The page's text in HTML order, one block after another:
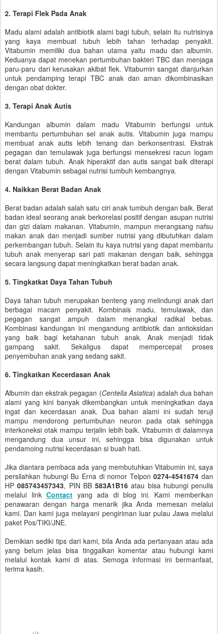
2. Terapi Flek Pada Anak
Madu alami adalah antibiotik alami bagi tubuh, selain itu nutrisinya
yang kaya membuat tubuh lebih tahan terhadap penyakit.
Vitabumin memiliki dua bahan utama yaitu madu dan albumin.
Keduanya dapat menekan pertumbuhan bakteri TBC dan menjaga
paru-paru dari kerusakan akibat flek. Vitabumin sangat dianjurkan
untuk pendamping terapi TBC anak dan aman dikombinasikan
dengan obat dokter.
3. Terapi Anak Autis
Kandungan albumin dalam madu Vitabumin berfungsi untuk
membantu pertumbuhan sel anak autis. Vitabumin juga mampu
membuat anak autis lebih tenang dan berkonsentrasi. Ekstrak
pegagan dan temulawak juga berfungsi mensekresi racun logam
berat dalam tubuh. Anak hiperaktif dan autis sangat baik diterapi
dengan Vitabumin sebagai nutrisi tumbuh kembangnya.
4. Naikkan Berat Badan Anak
Berat badan adalah salah satu ciri anak tumbuh dengan baik. Berat
badan ideal seorang anak berkorelasi positif dengan asupan nutrisi
dan gizi dalam makanan. Vitabumin, mampun merangsang nafsu
makan anak dan menjadi sumber nutrisi yang dibutuhkan dalam
perkembangan tubuh. Selain itu kaya nutrisi yang dapat membantu
tubuh anak menyerap sari pati makanan dengan baik, sehingga
secara langsung dapat meningkatkan berat badan anak.
5. Tingkatkat Daya Tahan Tubuh
Daya tahan tubuh merupakan benteng yang melindungi anak dari
berbagai macam penyakit. Kombinais madu, temulawak, dan
pegagan sangat ampuh dalam menangkal radikal bebas.
Kombinasi kandungan ini mengandung antibiotik dan antioksidan
yang baik bagi ketahanan tubuh anak. Anak menjadi tidak
gampang sakit. Sekaligus dapat mempercepat proses
penyembuhan anak yang sedang sakit.
6. Tingkatkan Kecerdasan Anak
Albumin dan ekstrak pegagan (Centella Asiatica) adalah dua bahan
alami yang kini banyak dikembangkan untuk meningkatkan daya
ingat dan kecerdasan anak. Dua bahan alami ini sudah teruji
mampu mendorong pertumbuhan neuron pada otak sehingga
interkoneksi otak mampu terjalin lebih baik. Vitabumin di dalamnya
mengandung dua unsur ini, sehingga bisa digunakan untuk
pendamoing nutrisi kecerdasan si buah hati.
Jika diantara pembaca ada yang membutuhkan Vitabumin ini, saya
persilahkan hubungi Bu Erna di nomor Telpon0274-4541674 dan
HP085743457343, PIN BB 583A1B16 atau bisa hubungi penulis
melalui linkContact yang ada di blog ini. Kami memberikan
penawaran dengan harga menarik jika Anda memesan melalui
kami. Dan kami juga melayani pengiriman luar pulau Jawa melalui
paket Pos/TIKI/JNE.
Demikian sediki tips dari kami, bila Anda ada pertanyaan atau ada
yang belum jelas bisa tinggalkan komentar atau hubungi kami
melalui kontak kami di atas. Semoga informasi ini bermanfaat,
terima kasih.